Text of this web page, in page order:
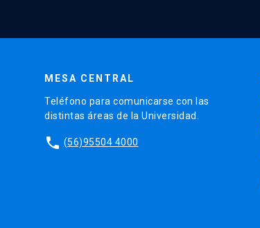
MESA CENTRAL
Teléfono para comunicarse con las
distintas áreas de la Universidad.
phone (56)95504 4000